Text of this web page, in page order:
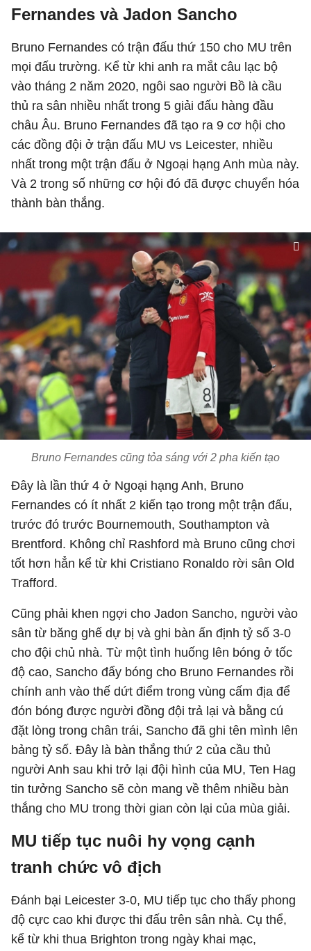
Fernandes và Jadon Sancho
Bruno Fernandes có trận đấu thứ 150 cho MU trên
mọi đấu trường. Kể từ khi anh ra mắt câu lạc bộ
vào tháng 2 năm 2020, ngôi sao người Bồ là cầu
thủ ra sân nhiều nhất trong 5 giải đấu hàng đầu
châu Âu. Bruno Fernandes đã tạo ra 9 cơ hội cho
các đồng đội ở trận đấu MU vs Leicester, nhiều
nhất trong một trận đấu ở Ngoại hạng Anh mùa này.
Và 2 trong số những cơ hội đó đã được chuyển hóa
thành bàn thắng.
Bruno Fernandes cũng tỏa sáng với 2 pha kiến tạo
Đây là lần thứ 4 ở Ngoại hạng Anh, Bruno
Fernandes có ít nhất 2 kiến tạo trong một trận đấu,
trước đó trước Bournemouth, Southampton và
Brentford. Không chỉ Rashford mà Bruno cũng chơi
tốt hơn hẳn kể từ khi Cristiano Ronaldo rời sân Old
Trafford.
Cũng phải khen ngợi cho Jadon Sancho, người vào
sân từ băng ghế dự bị và ghi bàn ấn định tỷ số 3-0
cho đội chủ nhà. Từ một tình huống lên bóng ở tốc
độ cao, Sancho đẩy bóng cho Bruno Fernandes rồi
chính anh vào thế dứt điểm trong vùng cấm địa để
đón bóng được người đồng đội trả lại và bằng cú
đặt lòng trong chân trái, Sancho đã ghi tên mình lên
bảng tỷ số. Đây là bàn thắng thứ 2 của cầu thủ
người Anh sau khi trở lại đội hình của MU, Ten Hag
tin tưởng Sancho sẽ còn mang về thêm nhiều bàn
thắng cho MU trong thời gian còn lại của mùa giải.
MU tiếp tục nuôi hy vọng cạnh
tranh chức vô địch
Đánh bại Leicester 3-0, MU tiếp tục cho thấy phong
độ cực cao khi được thi đấu trên sân nhà. Cụ thể,
kể từ khi thua Brighton trong ngày khai mạc,